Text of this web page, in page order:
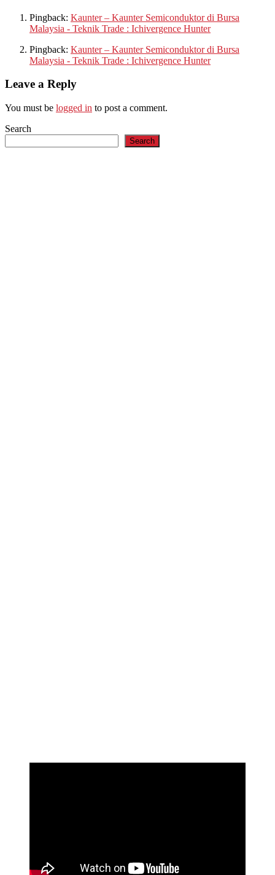
Pingback: Kaunter – Kaunter Semiconduktor di Bursa
Malaysia - Teknik Trade : Ichivergence Hunter
Pingback: Kaunter – Kaunter Semiconduktor di Bursa
Malaysia - Teknik Trade : Ichivergence Hunter
Leave a Reply
You must be logged in to post a comment.
Search
Search